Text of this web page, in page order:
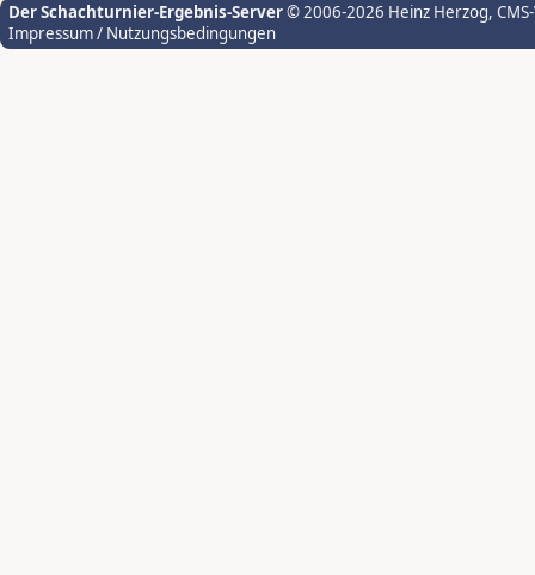
Der Schachturnier-Ergebnis-Server© 2006-2026 Heinz Herzog,
Impressum / Nutzungsbedingungen